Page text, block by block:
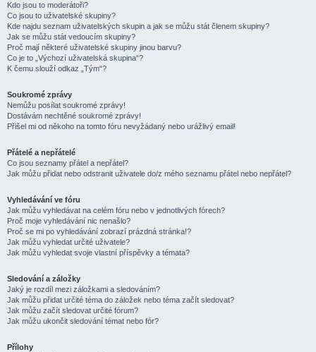
Kdo jsou to moderátoři?
Co jsou to uživatelské skupiny?
Kde najdu seznam uživatelských skupin a jak se můžu stát členem skupiny?
Jak se můžu stát vedoucím skupiny?
Proč mají některé uživatelské skupiny jinou barvu?
Co je to „Výchozí uživatelská skupina“?
K čemu slouží odkaz „Tým“?
Soukromé zprávy
Nemůžu posílat soukromé zprávy!
Dostávám nechtěné soukromé zprávy!
Přišel mi od někoho na tomto fóru nevyžádaný nebo urážlivý email!
Přátelé a nepřátelé
Co jsou seznamy přátel a nepřátel?
Jak můžu přidat nebo odstranit uživatele do/z mého seznamu přátel nebo nepřátel?
Vyhledávání ve fóru
Jak můžu vyhledávat na celém fóru nebo v jednotlivých fórech?
Proč moje vyhledávání nic nenašlo?
Proč se mi po vyhledávání zobrazí prázdná stránka!?
Jak můžu vyhledat určité uživatele?
Jak můžu vyhledat svoje vlastní příspěvky a témata?
Sledování a záložky
Jaký je rozdíl mezi záložkami a sledováním?
Jak můžu přidat určité téma do záložek nebo téma začít sledovat?
Jak můžu začít sledovat určité fórum?
Jak můžu ukončit sledování témat nebo fór?
Přílohy